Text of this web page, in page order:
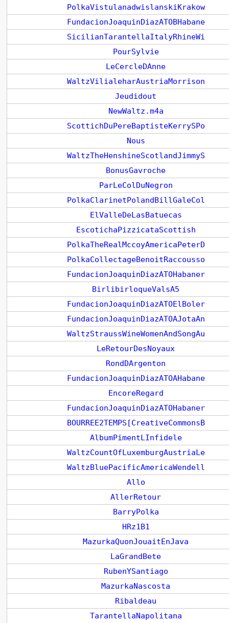
PolkaVistulanadwislanskiKrakow
FundacionJoaquinDiazATOBHabane
SicilianTarantellaItalyRhineWi
PourSylvie
LeCercleDAnne
WaltzVilialeharAustriaMorrison
Jeudidout
NewWaltz.m4a
ScottichDuPereBaptisteKerrySPo
Nous
WaltzTheHenshineScotlandJimmyS
BonusGavroche
ParLeColDuNegron
PolkaClarinetPolandBillGaleCol
ElValleDeLasBatuecas
EscotichaPizzicataScottish
PolkaTheRealMccoyAmericaPeterD
PolkaCollectageBenoitRaccousso
FundacionJoaquinDiazATOHabaner
BirlibirloqueValsA5
FundacionJoaquinDiazATOElBoler
FundacionJoaquinDiazATOAJotaAn
WaltzStraussWineWomenAndSongAu
LeRetourDesNoyaux
RondDArgenton
FundacionJoaquinDiazATOAHabane
EncoreRegard
FundacionJoaquinDiazATOHabaner
BOURREE2TEMPS[CreativeCommonsB
AlbumPimentLInfidele
WaltzCountOfLuxemburgAustriaLe
WaltzBluePacificAmericaWendell
Allo
AllerRetour
BarryPolka
HRz1B1
MazurkaQuonJouaitEnJava
LaGrandBete
RubenYSantiago
MazurkaNascosta
Ribaldeau
TarantellaNapolitana